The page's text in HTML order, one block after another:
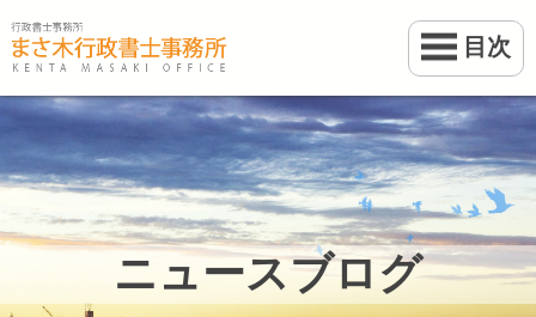
目次
ホーム
業務案内
事務所案内
料金
ニュースブログ